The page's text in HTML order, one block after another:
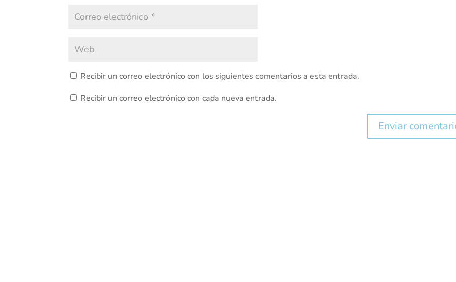
Recibir un correo electrónico con los siguientes comentarios a esta entrada.
Recibir un correo electrónico con cada nueva entrada.